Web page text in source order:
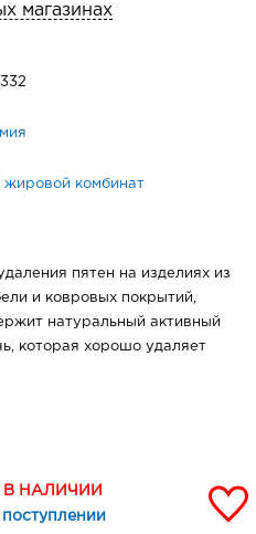
магазинах
жировой комбинат
пятен на изделиях из
и ковровых покрытий,
натуральный активный
которая хорошо удаляет
В НАЛИЧИИ